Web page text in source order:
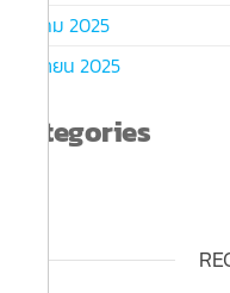
ตุลาคม 2025
กันยายน 2025
Categories